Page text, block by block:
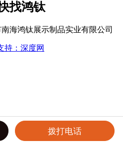
找鸿钛
海鸿钛展示制品实业有限公司
持：深度网
拨打电话